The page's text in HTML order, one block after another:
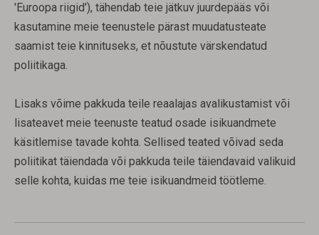
'Euroopa riigid'), tähendab teie jätkuv juurdepääs või
kasutamine meie teenustele pärast muudatusteate
saamist teie kinnituseks, et nõustute värskendatud
poliitikaga.
Lisaks võime pakkuda teile reaalajas avalikustamist või
lisateavet meie teenuste teatud osade isikuandmete
käsitlemise tavade kohta. Sellised teated võivad seda
poliitikat täiendada või pakkuda teile täiendavaid valikuid
selle kohta, kuidas me teie isikuandmeid töötleme.